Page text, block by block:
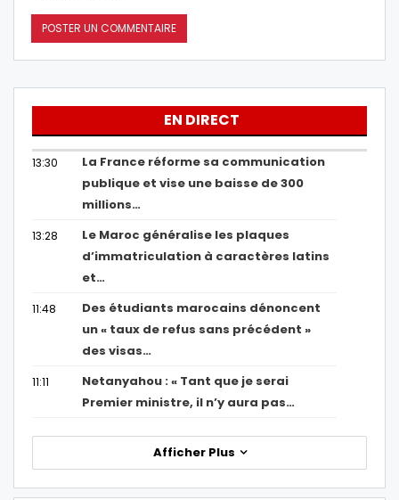
EN DIRECT
13:30
La France réforme sa communication
publique et vise une baisse de 300
millions…
13:28
Le Maroc généralise les plaques
d’immatriculation à caractères latins
et…
11:48
Des étudiants marocains dénoncent
un « taux de refus sans précédent »
des visas…
11:11
Netanyahou : « Tant que je serai
Premier ministre, il n’y aura pas…
Afficher Plus